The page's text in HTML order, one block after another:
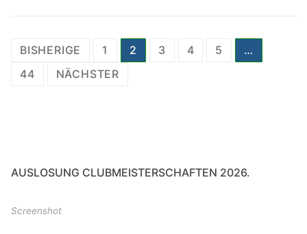
Seitennummerierung
der
BISHERIGE 1 2 3 4 5
…
44
NÄCHSTER
AUSLOSUNG CLUBMEISTERSCHAFTEN 2026.
Screenshot